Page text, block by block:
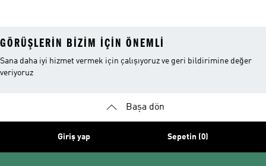
GÖRÜŞLERIN BIZIM IÇIN ÖNEMLI
Sana daha iyi hizmet vermek için çalışıyoruz ve geri bildirimine değer
veriyoruz
Başa dön
Giriş yap Sepetin (0)